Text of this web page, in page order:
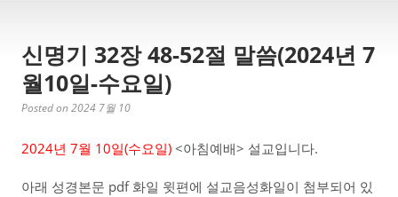
신명기 32장 48-52절 말씀(2024년 7
월10일-수요일)
Posted on 2024 7월 10
2024년 7월 10일(수요일) <아침예배> 설교입니다.
아래 성경본문 pdf 화일 윗편에 설교음성화일이 첨부되어 있